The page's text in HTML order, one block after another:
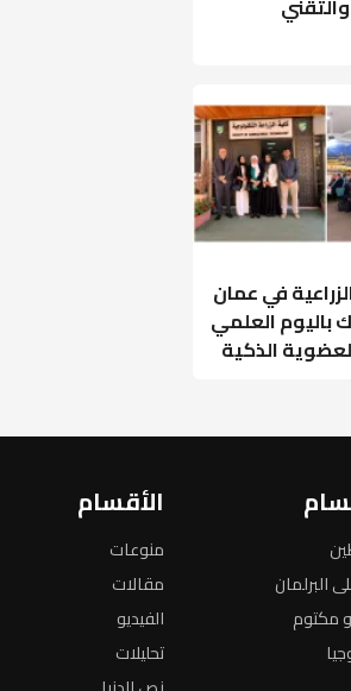
في عمان
باليوم العلمي
الذكية
البرلمان
مكتوم
الأقسام
منوعات
مقالات
الفيديو
تحليلات